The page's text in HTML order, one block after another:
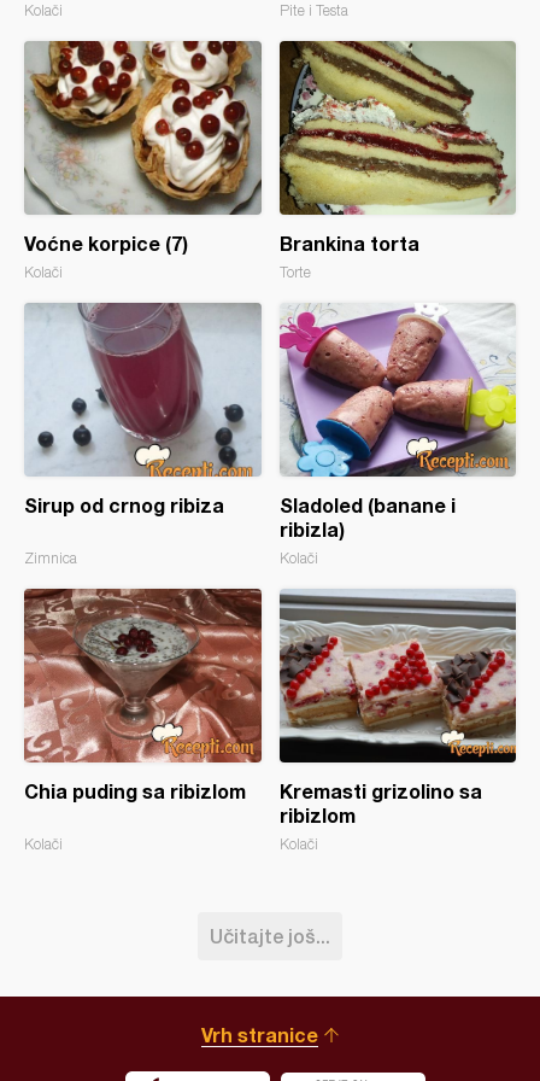
Kolači Pite i Testa
Voćne korpice (7)
Kolači
Brankina torta
Torte
Sirup od crnog ribiza
Zimnica
Sladoled (banane i
ribizla)
Kolači
Chia puding sa ribizlom
Kolači
Kremasti grizolino sa
ribizlom
Kolači
Učitajte još...
Vrh stranice